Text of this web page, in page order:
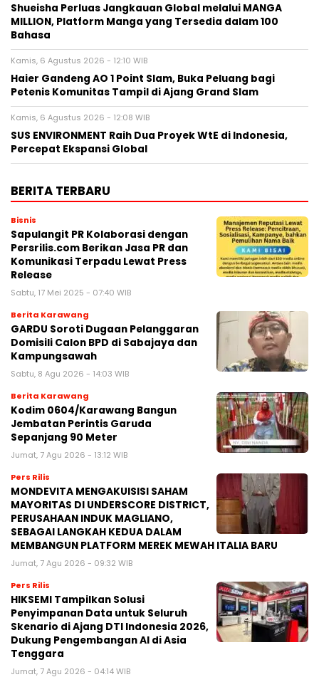
Shueisha Perluas Jangkauan Global melalui MANGA
MILLION, Platform Manga yang Tersedia dalam 100
Bahasa
Kamis, 6 Agustus 2026 - 12:10 WIB
Haier Gandeng AO 1 Point Slam, Buka Peluang bagi
Petenis Komunitas Tampil di Ajang Grand Slam
Kamis, 6 Agustus 2026 - 12:08 WIB
SUS ENVIRONMENT Raih Dua Proyek WtE di Indonesia,
Percepat Ekspansi Global
BERITA TERBARU
Bisnis
Sapulangit PR Kolaborasi dengan
Persrilis.com Berikan Jasa PR dan
Komunikasi Terpadu Lewat Press
Release
Sabtu, 17 Mei 2025 - 07:40 WIB
Berita Karawang
GARDU Soroti Dugaan Pelanggaran
Domisili Calon BPD di Sabajaya dan
Kampungsawah
Sabtu, 8 Agu 2026 - 14:03 WIB
Berita Karawang
Kodim 0604/Karawang Bangun
Jembatan Perintis Garuda
Sepanjang 90 Meter
Jumat, 7 Agu 2026 - 13:12 WIB
Pers Rilis
MONDEVITA MENGAKUISISI SAHAM
MAYORITAS DI UNDERSCORE DISTRICT,
PERUSAHAAN INDUK MAGLIANO,
SEBAGAI LANGKAH KEDUA DALAM
MEMBANGUN PLATFORM MEREK MEWAH ITALIA BARU
Jumat, 7 Agu 2026 - 09:32 WIB
Pers Rilis
HIKSEMI Tampilkan Solusi
Penyimpanan Data untuk Seluruh
Skenario di Ajang DTI Indonesia 2026,
Dukung Pengembangan AI di Asia
Tenggara
Jumat, 7 Agu 2026 - 04:14 WIB